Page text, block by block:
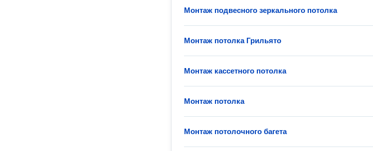
Монтаж подвесного зеркального потолка
Монтаж потолка Грильято
Монтаж кассетного потолка
Монтаж потолка
Монтаж потолочного багета